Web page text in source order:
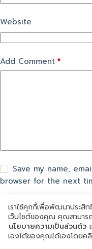
Website
Add Comment *
Save my name,
browser for the next
แสดงความเห็น
เราใช้คุกกี้เพื่อพัฒนาประสิ
เว็บไซต์ของคุณ คุณสามาร
นโยบายความเป็นส่วนตัว
เองได้ของคุณได้เองโดยค